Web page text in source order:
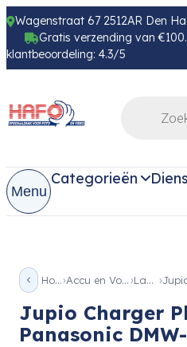
Wagenstraat 67 2512AR Den
Gratis verzending van
klantbeoordeling: 4.3/5
Menu
Categorieën
Home Accu en Voeding Laders
Jupio Charger
Panasonic